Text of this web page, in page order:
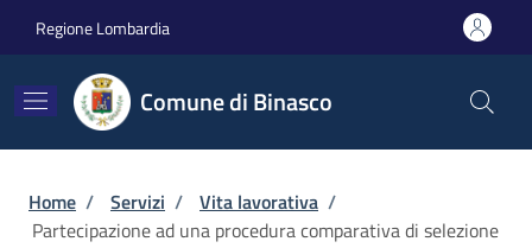
Regione Lombardia
Comune di Binasco
Briciole di pane
Home / Servizi / Vita lavorativa /
Partecipazione ad una procedura comparativa di selezione